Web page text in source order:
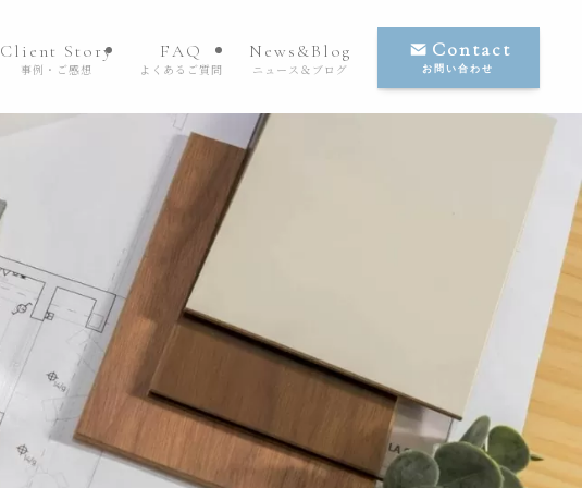
Client Story
事例・ご感想
FAQ
よくあるご質問
News&Blog
ニュース＆ブログ
Contact
お問い合わせ